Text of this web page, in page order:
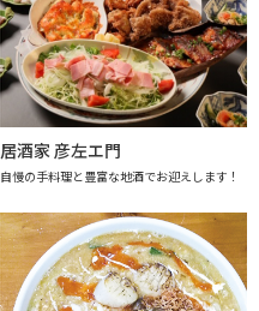
居酒家 彦左エ門
自慢の手料理と豊富な地酒でお迎えします！